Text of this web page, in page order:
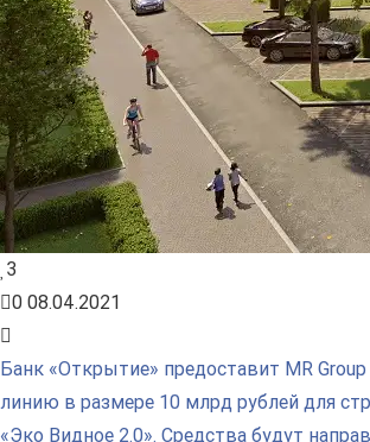
3
0 08.04.2021
Банк «Открытие» предоставит MR
линию в размере 10 млрд рублей для
«Эко Видное 2.0». Средства будут